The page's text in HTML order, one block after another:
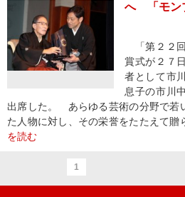
へ 「モン
「第２２
賞式が２７
者として市
息子の市川
出席した。 あらゆる芸術の分野で若
た人物に対し、その栄誉をたたえて贈
を読む
1